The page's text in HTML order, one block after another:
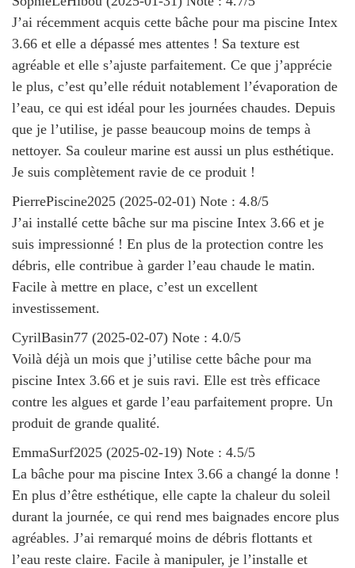
J’ai récemment acquis cette bâche pour ma piscine Intex
3.66 et elle a dépassé mes attentes ! Sa texture est
agréable et elle s’ajuste parfaitement. Ce que j’apprécie
le plus, c’est qu’elle réduit notablement l’évaporation de
l’eau, ce qui est idéal pour les journées chaudes. Depuis
que je l’utilise, je passe beaucoup moins de temps à
nettoyer. Sa couleur marine est aussi un plus esthétique.
Je suis complètement ravie de ce produit !
PierrePiscine2025 (2025-02-01) Note : 4.8/5
J’ai installé cette bâche sur ma piscine Intex 3.66 et je
suis impressionné ! En plus de la protection contre les
débris, elle contribue à garder l’eau chaude le matin.
Facile à mettre en place, c’est un excellent
investissement.
CyrilBasin77 (2025-02-07) Note : 4.0/5
Voilà déjà un mois que j’utilise cette bâche pour ma
piscine Intex 3.66 et je suis ravi. Elle est très efficace
contre les algues et garde l’eau parfaitement propre. Un
produit de grande qualité.
EmmaSurf2025 (2025-02-19) Note : 4.5/5
La bâche pour ma piscine Intex 3.66 a changé la donne !
En plus d’être esthétique, elle capte la chaleur du soleil
durant la journée, ce qui rend mes baignades encore plus
agréables. J’ai remarqué moins de débris flottants et
l’eau reste claire. Facile à manipuler, je l’installe et